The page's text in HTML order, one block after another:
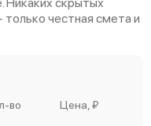
честная смета и
во Цена, ₽